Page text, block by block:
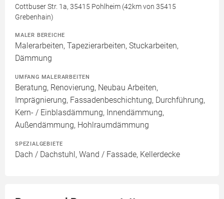
Cottbuser Str. 1a, 35415 Pohlheim (42km von 35415
Grebenhain)
MALER BEREICHE
Malerarbeiten, Tapezierarbeiten, Stuckarbeiten,
Dämmung
UMFANG MALERARBEITEN
Beratung, Renovierung, Neubau Arbeiten,
Imprägnierung, Fassadenbeschichtung, Durchführung,
Kern- / Einblasdämmung, Innendämmung,
Außendämmung, Hohlraumdämmung
SPEZIALGEBIETE
Dach / Dachstuhl, Wand / Fassade, Kellerdecke